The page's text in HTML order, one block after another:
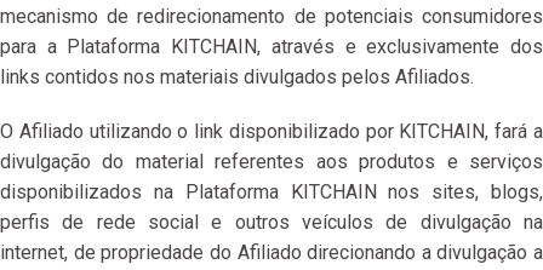
mecanismo de redirecionamento de potenciais consumidores
para a Plataforma KITCHAIN, através e exclusivamente dos
links contidos nos materiais divulgados pelos Afiliados.
O Afiliado utilizando o link disponibilizado por KITCHAIN, fará a
divulgação do material referentes aos produtos e serviços
disponibilizados na Plataforma KITCHAIN nos sites, blogs,
perfis de rede social e outros veículos de divulgação na
internet, de propriedade do Afiliado direcionando a divulgação a